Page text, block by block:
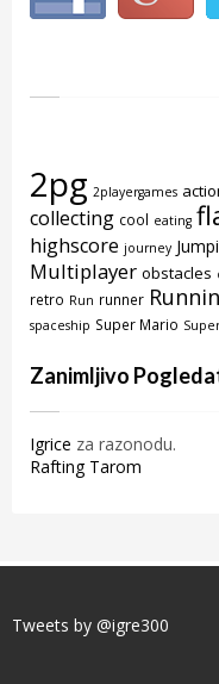
2pg 2playergames
collecting cool eating
highscore journey
Multiplayer obstacles
retro Run runner
spaceship Super Mario
Zanimljivo
Igrice za razonodu.
Rafting Tarom
Tweets by @igre300